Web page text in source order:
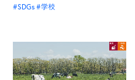
SDGs
学校